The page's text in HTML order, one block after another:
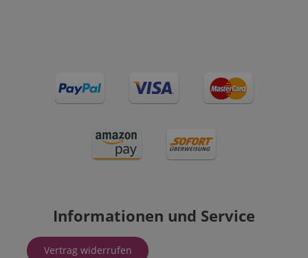
Informationen und Service
Vertrag widerrufen